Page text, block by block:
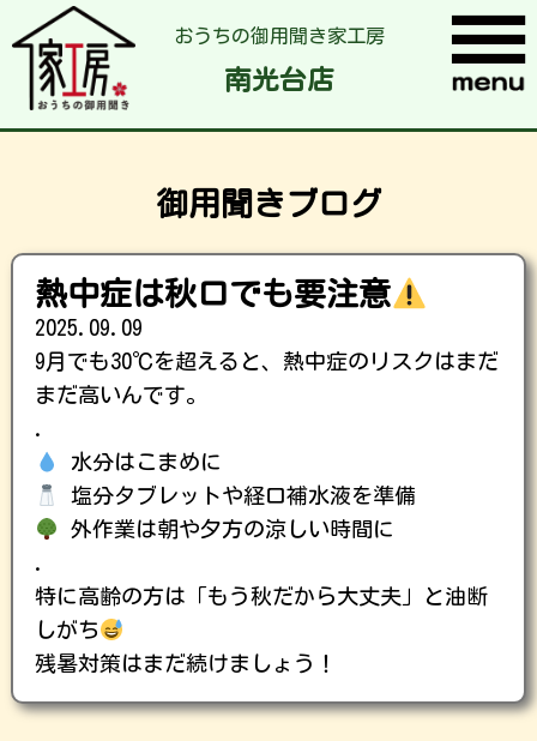
おうちの御用聞き家工房
南光台店
御用聞きブログ
熱中症は秋口でも要注意
2025.09.09
9月でも30℃を超えると、熱中症のリスクはまだ
まだ高いんです。
.
水分はこまめに
塩分タブレットや経口補水液を準備
外作業は朝や夕方の涼しい時間に
.
特に高齢の方は「もう秋だから大丈夫」と油断
しがち
残暑対策はまだ続けましょう！